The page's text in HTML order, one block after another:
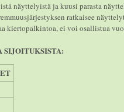
näyttelyistä ja kuusi parasta
ratkaisee
kiertopalkintoa, ei voi osallistua
SIJOITUKSISTA: